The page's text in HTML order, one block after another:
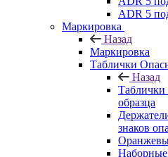
ADR 5
Маркировка
Назад
Маркировка
Таблички
Назад
Таблички
образца
знаков